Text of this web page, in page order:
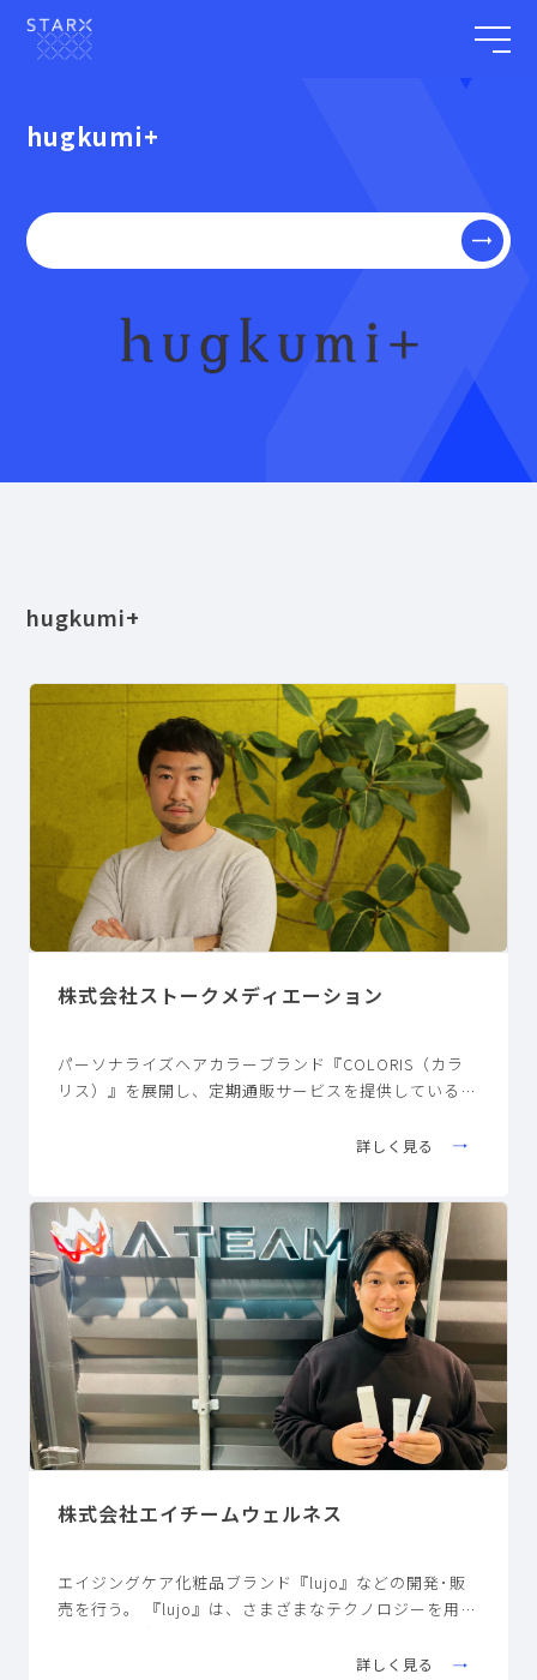
hugkumi+
hugkumi+
株式会社ストークメディエーション
パーソナライズヘアカラーブランド『COLORIS（カラ
リス）』を展開し、定期通販サービスを提供している。
一万通りの処方から一人ひとりに最適な処方で、ヘアカ
もマイページ上で担当スタイリストが継続サポートを行
う。 『COLORIS』は、宝島社の美容誌「＆ROSY」202
0年３月号の「編集部が選ぶベストコスメ」にて、ヘア
ケア部門で第１位を受賞。
詳しく見る
株式会社エイチームウェルネス
エイジングケア化粧品ブランド『lujo』などの開発･販
売を行う。 『lujo』は、さまざまなテクノロジーを用い
た成分や処方により、効果を実感できるエイジングケア
を目指した、化粧品ブランド。化粧水や美容クリーム、
詳しく見る